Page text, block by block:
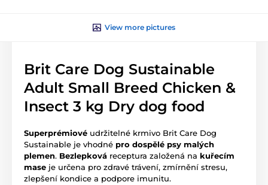
View more pictures
Brit Care Dog Sustainable
Adult Small Breed Chicken &
Insect 3 kg Dry dog food
Superprémiové udržitelné krmivo Brit Care Dog
Sustainable je vhodné pro dospělé psy malých
plemen. Bezlepková receptura založená na kuřecím
mase je určena pro zdravé trávení, zmírnění stresu,
zlepšení kondice a podpore imunitu.